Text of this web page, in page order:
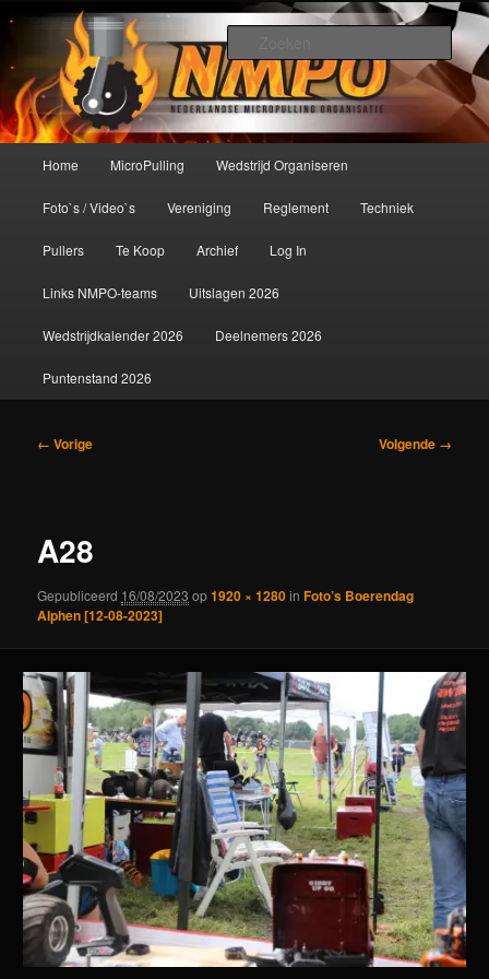
primaire
inhoudNederlandse MicroPulling
Organisatie
De meest krachtige modelbouwsport ter wereld!
Home MicroPulling Wedstrijd Organiseren
Foto`s / Video`s Vereniging Reglement Techniek
Pullers Te Koop Archief Log In
Links NMPO-teams Uitslagen 2026
Wedstrijdkalender 2026 Deelnemers 2026
Puntenstand 2026
Afbeeldingsnavigatie
← Vorige Volgende →
A28
Gepubliceerd 16/08/2023 op1920 × 1280inFoto’s Boerendag
Alphen [12-08-2023]